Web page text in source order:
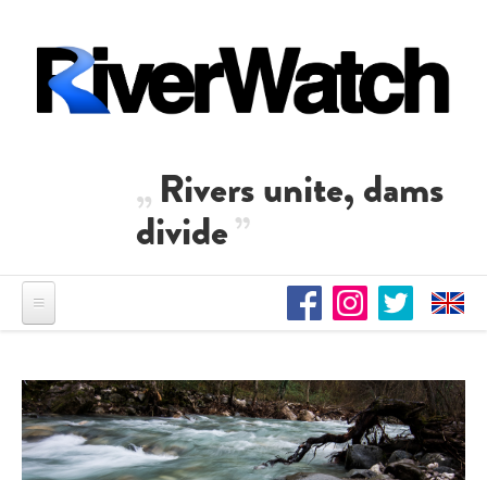
Rivers unite, dams
divide